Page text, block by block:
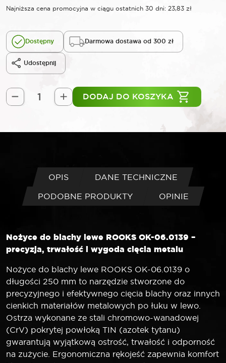
Najniższa cena promocyjna w ciągu ostatnich 30 dni: 23,83 zł
Dostępny Darmowa dostawa od 300 zł
Udostępnij
ilość
250
CrV-
DODAJ DO KOSZYKA
OPIS
DANE TECHNICZNE
PODOBNE PRODUKTY
OPINIE
Nożyce do blachy lewe ROOKS OK-06.0139 –
precyzja, trwałość i wygoda cięcia metalu
Nożyce do blachy lewe ROOKS OK-06.0139 o
długości 250 mm to narzędzie stworzone do
precyzyjnego i efektywnego cięcia blachy oraz innych
cienkich materiałów metalowych po łuku w lewo.
Ostrza wykonane ze stali chromowo-wanadowej
(CrV) pokrytej powłoką TIN (azotek tytanu)
gwarantują wyjątkową ostrość, trwałość i odporność
na zużycie. Ergonomiczna rękojeść zapewnia komfort